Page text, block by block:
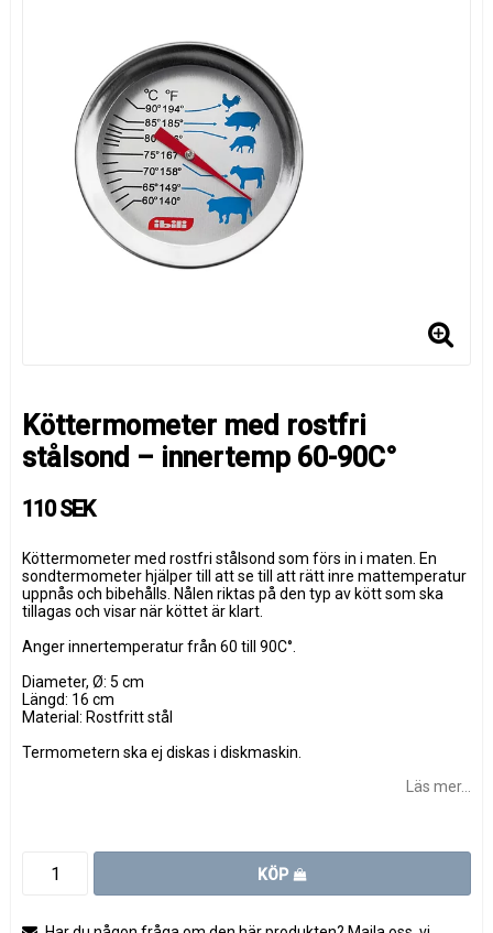
Köttermometer med rostfri
stålsond – innertemp 60-90C°
110 SEK
Köttermometer med rostfri stålsond som förs in i maten. En
sondtermometer hjälper till att se till att rätt inre mattemperatur
uppnås och bibehålls. Nålen riktas på den typ av kött som ska
tillagas och visar när köttet är klart.
Anger innertemperatur från 60 till 90C°.
Diameter, Ø: 5 cm
Längd: 16 cm
Material: Rostfritt stål
Termometern ska ej diskas i diskmaskin.
Läs mer...
KÖP